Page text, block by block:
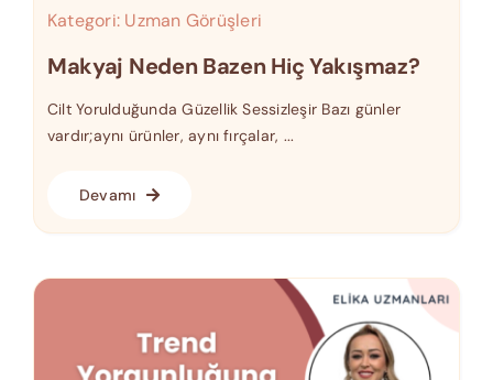
Kategori: Uzman Görüşleri
Makyaj Neden Bazen Hiç Yakışmaz?
Cilt Yorulduğunda Güzellik Sessizleşir Bazı günler
vardır;aynı ürünler, aynı fırçalar, ...
Devamı